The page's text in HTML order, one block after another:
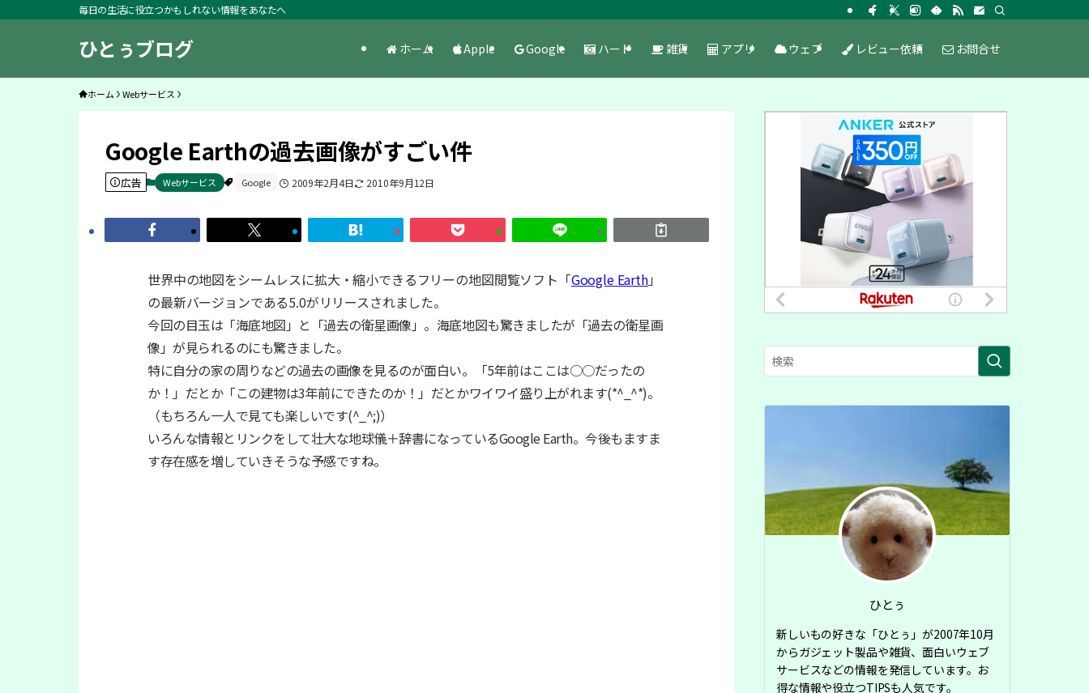
毎日の生活に役立つかもしれない情報をあなたへ
ひとぅブログ ホーム Apple Google ハード 雑貨 アプリ ウェブ レビュー依頼 お問合せ
ホーム Webサービス
Google Earthの過去画像がすごい件
広告 Webサービス Google 2009年2月4日 2010年9月12日
世界中の地図をシームレスに拡大・縮小できるフリーの地図閲覧ソフト「Google Earth」
の最新バージョンである5.0がリリースされました。
今回の目玉は「海底地図」と「過去の衛星画像」。海底地図も驚きましたが「過去の衛星画
像」が見られるのにも驚きました。
特に自分の家の周りなどの過去の画像を見るのが面白い。「5年前はここは○○だったの
か！」だとか「この建物は3年前にできたのか！」だとかワイワイ盛り上がれます(*^_^*)。
（もちろん一人で見ても楽しいです(^_^;)）
いろんな情報とリンクをして壮大な地球儀＋辞書になっているGoogle Earth。今後もますま
す存在感を増していきそうな予感ですね。
ひとぅ
新しいもの好きな「ひとぅ」が2007年10月
からガジェット製品や雑貨、面白いウェブ
サービスなどの情報を発信しています。お
得な情報や役立つTIPSも人気です。